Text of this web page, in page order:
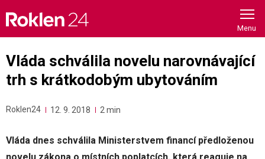
content
Vláda schválila novelu narovnávající
trh s krátkodobým ubytováním
Roklen24 12. 9. 2018 2 min
Vláda dnes schválila Ministerstvem financí předloženou